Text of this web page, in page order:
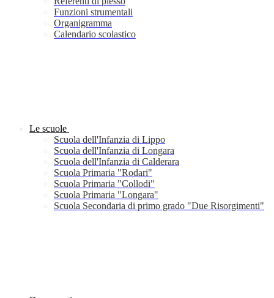
Funzioni strumentali
Organigramma
Calendario scolastico
Le scuole
Scuola dell'Infanzia di Lippo
Scuola dell'Infanzia di Longara
Scuola dell'Infanzia di Calderara
Scuola Primaria "Rodari"
Scuola Primaria "Collodi"
Scuola Primaria "Longara"
Scuola Secondaria di primo grado "Due Risorgimenti"